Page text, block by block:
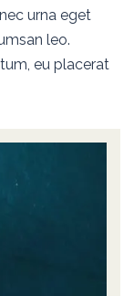
urna eget
leo.
eu placerat